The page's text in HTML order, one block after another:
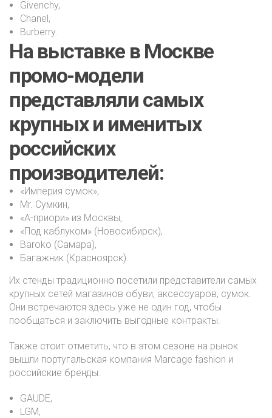
Givenchy,
Chanel,
Burberry.
На выставке в Москве
промо-модели
представляли самых
крупных и именитых
российских
производителей:
«Империя сумок»,
Mr. Сумкин,
«А-приори» из Москвы,
«Под каблуком» (Новосибирск),
Baroko (Самара),
Багажник (Красноярск).
Их стенды традиционно посетили представители самых
крупных сетей магазинов обуви, аксессуаров, сумок.
Они встречаются здесь уже не один год, чтобы
пообщаться и заключить выгодные контракты.
Также стоит отметить, что в этом сезоне на рынок
вышли португальская компания Marcage fashion и
российские бренды:
GAUDE,
LGM,